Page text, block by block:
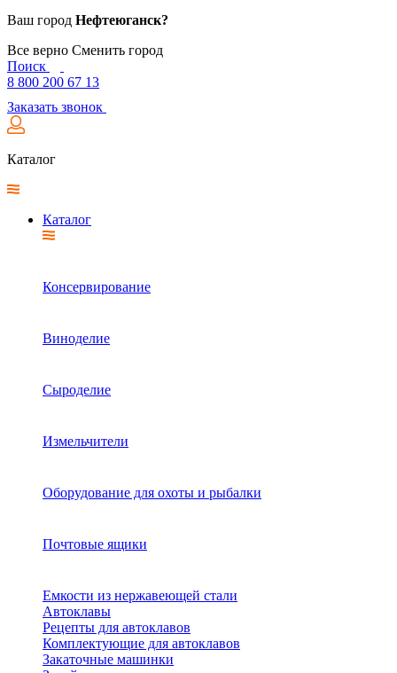
Ваш город Нефтеюганск?
Все верно Сменить город
Поиск
8 800 200 67 13
Заказать звонок
Каталог
Каталог
Консервирование
Виноделие
Сыроделие
Измельчители
Оборудование для охоты и рыбалки
Почтовые ящики
Емкости из нержавеющей стали
Автоклавы
Рецепты для автоклавов
Комплектующие для автоклавов
Закаточные машинки